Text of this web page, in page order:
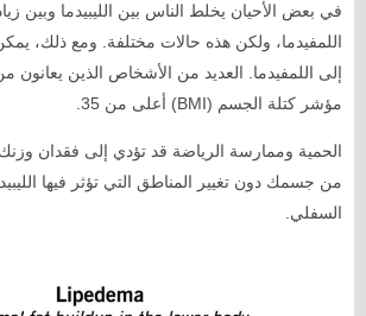
في بعض الأحيان يخلط الناس بين الليبيدما وبين
اللمفيدما، ولكن هذه حالات مختلفة. ومع ذلك، يمكن
إلى اللمفيدما. العديد من الأشخاص الذين يعانون من
مؤشر كتلة الجسم (BMI) أعلى من 35.
الحمية وممارسة الرياضة قد تؤدي إلى فقدان
من جسمك دون تغيير المناطق التي تؤثر فيها
السفلي.